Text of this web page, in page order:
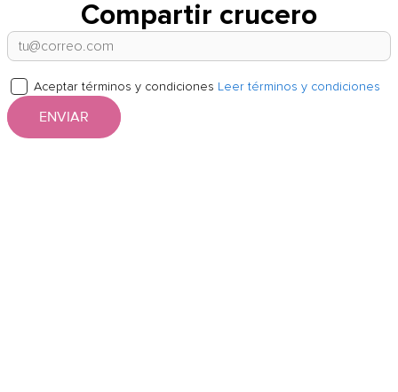
Compartir crucero
Aceptar términos y condiciones Leer términos y condiciones
ENVIAR